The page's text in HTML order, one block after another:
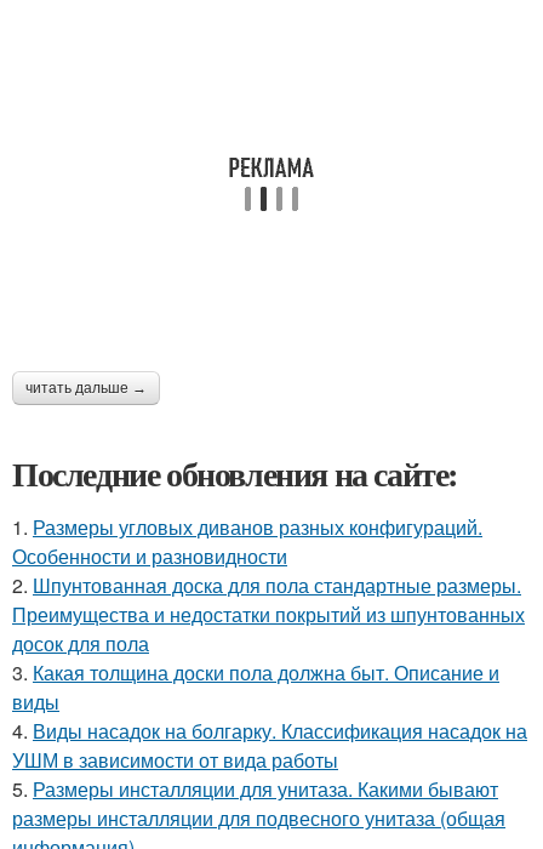
читать дальше →
Последние обновления на сайте:
1. Размеры угловых диванов разных конфигураций.
Особенности и разновидности
2. Шпунтованная доска для пола стандартные размеры.
Преимущества и недостатки покрытий из шпунтованных
досок для пола
3. Какая толщина доски пола должна быт. Описание и
виды
4. Виды насадок на болгарку. Классификация насадок на
УШМ в зависимости от вида работы
5. Размеры инсталляции для унитаза. Какими бывают
размеры инсталляции для подвесного унитаза (общая